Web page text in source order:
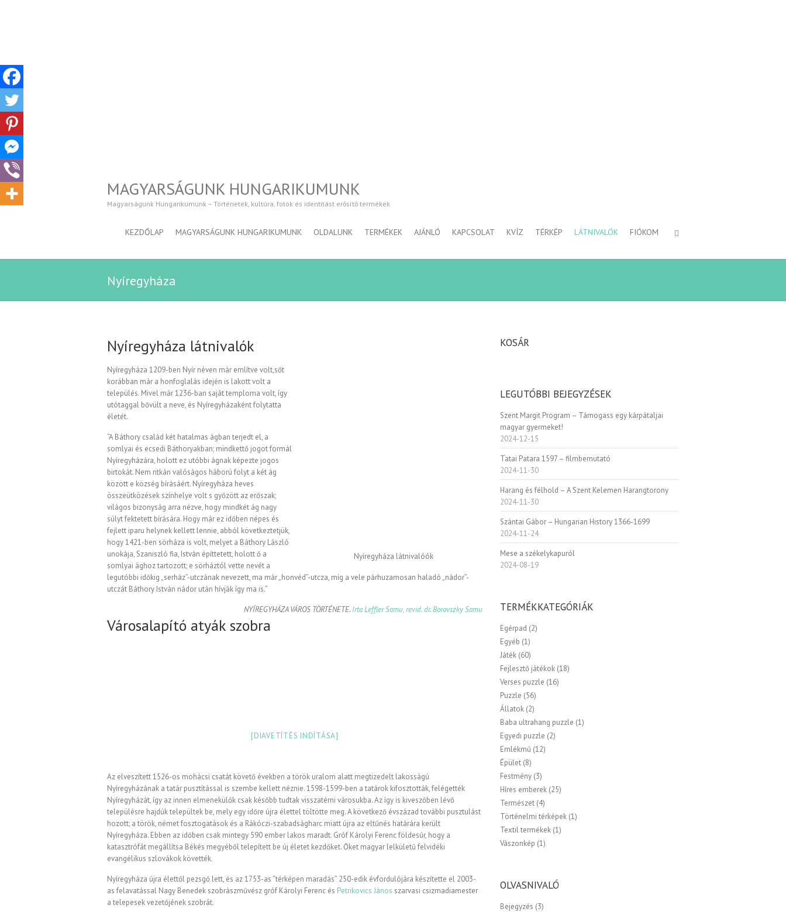
MAGYARSÁGUNK HUNGARIKUMUNK
Magyarságunk Hungarikumunk – Történetek, kultúra, fotók és identitást erősítő termékek
KEZDŐLAP MAGYARSÁGUNK HUNGARIKUMUNK OLDALUNK TERMÉKEK AJÁNLÓ KAPCSOLAT KVÍZ TÉRKÉP LÁTNIVALÓK FIÓKOM
Nyíregyháza
Nyíregyháza látnivalóók
Nyíregyháza látnivalók
Nyíregyháza 1209-ben Nyír néven már említve volt,sőt
korábban már a honfoglalás idején is lakott volt a
település. Mivel már 1236-ban saját temploma volt, így
utótaggal bővült a neve, és Nyíregyházaként folytatta
életét.
“A Báthory család két hatalmas ágban terjedt el, a
somlyai és ecsedi Báthoryakban; mindkettő jogot formál
Nyíregyházára, holott ez utóbbi ágnak képezte jogos
birtokát. Nem ritkán valóságos háború folyt a két ág
között e község bírásáért. Nyíregyháza heves
összeütközések színhelye volt s győzött az erőszak;
világos bizonyság arra nézve, hogy mindkét ág nagy
súlyt fektetett bírására. Hogy már ez időben népes és
fejlett iparu helynek kellett lennie, abból következtetjük,
hogy 1421-ben sörháza is volt, melyet a Báthory László
unokája, Szaniszló fia, István építtetett, holott ő a
somlyai ághoz tartozott; e sörháztól vette nevét a
legutóbbi időkig „serház”-utczának nevezett, ma már „honvéd”-utcza, míg a vele párhuzamosan haladó „nádor”-
utczát Báthory István nádor után hívják így ma is.”
NYÍREGYHÁZA VÁROS TÖRTÉNETE. Irta Leffler Samu, revid. dr. Borovszky Samu
Városalapító atyák szobra
[DIAVETÍTÉS INDÍTÁSA]
Az elveszített 1526-os mohácsi csatát követő években a török uralom alatt megtizedelt lakosságú
Nyíregyházának a tatár pusztítással is szembe kellett néznie. 1598-1599-ben a tatárok kifosztották, felégették
Nyíregyházát, így az innen elmenekülők csak később tudtak visszatérni városukba. Az így is kiveszőben lévő
településre hajdúk települtek be, mely egy időre újra élettel töltötte meg. A következő évszázad további pusztulást
hozott; a török, német fosztogatások és a Rákóczi-szabadságharc miatt újra az eltűnés határára került
Nyíregyháza. Ebben az időben csak mintegy 590 ember lakos maradt. Gróf Károlyi Ferenc földesúr, hogy a
katasztrófát megállítsa Békés megyéből telepített be új életet kezdőket. Őket magyar lelkületű felvidéki
evangélikus szlovákok követték.
Nyíregyháza újra élettől pezsgő lett, és az 1753-as “térképen maradás” 250-edik évfordulójára készítette el 2003-
as felavatással Nagy Benedek szobrászművész gróf Károlyi Ferenc és Petrikovics János szarvasi csizmadiamester
a telepesek vezetőjének szobrát.
KOSÁR
LEGUTÓBBI BEJEGYZÉSEK
Szent Margit Program – Támogass egy kárpátaljai
magyar gyermeket!
2024-12-15
Tatai Patara 1597 – filmbemutató
2024-11-30
Harang és félhold – A Szent Kelemen Harangtorony
2024-11-30
Szántai Gábor – Hungarian History 1366-1699
2024-11-24
Mese a székelykapuról
2024-08-19
TERMÉKKATEGÓRIÁK
Egérpad (2)
Egyéb (1)
Játék (60)
Fejlesztő játékok (18)
Verses puzzle (16)
Puzzle (56)
Állatok (2)
Baba ultrahang puzzle (1)
Egyedi puzzle (2)
Emlékmű (12)
Épület (8)
Festmény (3)
Híres emberek (25)
Természet (4)
Történelmi térképek (1)
Textil termékek (1)
Vászonkép (1)
OLVASNIVALÓ
Bejegyzés (3)